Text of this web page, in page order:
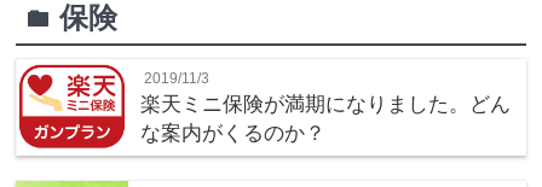
folder保険
2019/11/3
楽天ミニ保険が満期になりました。どん
な案内がくるのか？